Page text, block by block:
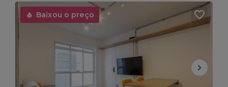
Baixou o preço